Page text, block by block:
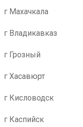
г Махачкала
г Владикавказ
г Грозный
г Хасавюрт
г Кисловодск
г Каспийск